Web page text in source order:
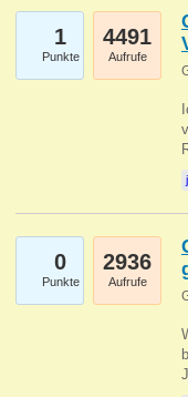
1
Punkte
4491
Aufrufe
0
Punkte
2936
Aufrufe